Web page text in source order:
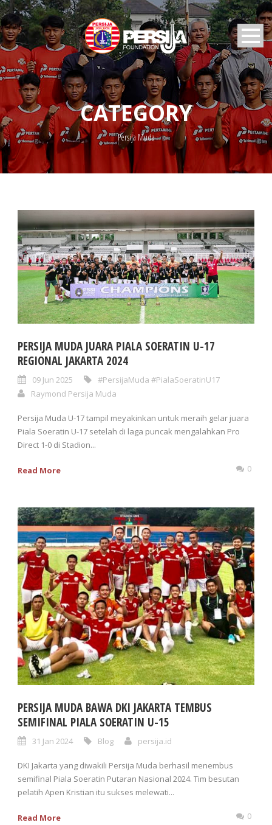
CATEGORY
Persija Muda
PERSIJA MUDA JUARA PIALA SOERATIN U-17
REGIONAL JAKARTA 2024
09 Jun 2025
#PersijaMuda #PialaSoeratinU17
Raymond Persija Muda
Persija Muda U-17 tampil meyakinkan untuk meraih gelar juara
Piala Soeratin U-17 setelah di laga puncak mengalahkan Pro
Direct 1-0 di Stadion...
Read More 0
PERSIJA MUDA BAWA DKI JAKARTA TEMBUS
SEMIFINAL PIALA SOERATIN U-15
31 Jan 2024 Blog persija.id
DKI Jakarta yang diwakili Persija Muda berhasil menembus
semifinal Piala Soeratin Putaran Nasional 2024. Tim besutan
pelatih Apen Kristian itu sukses melewati...
Read More 0